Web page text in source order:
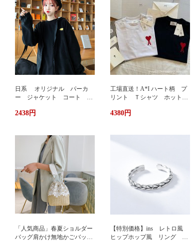
日系 オリジナル パーカ
ー ジャケット コート 暖
ス ユニセックス 男女兼用
2438円
工場直送！A*I ハート柄 プ
リント Ｔシャツ ホットプ
ニセックス おしゃれ スト
4380円
「人気商品」春夏ショルダー
バッグ肩かけ無地かごバッグ
【特別価格】ins レトロ風
ヒップホップ風 リング シ